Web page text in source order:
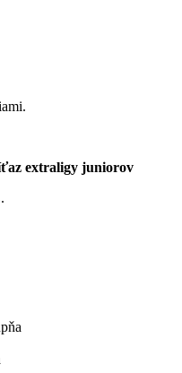
extraligy juniorov